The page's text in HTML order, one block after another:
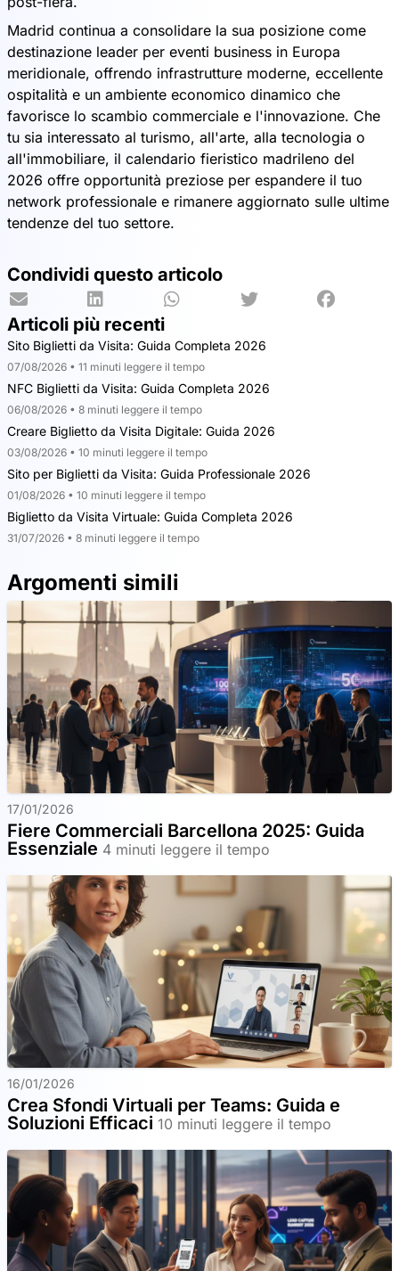
Madrid continua a consolidare la sua posizione come
destinazione leader per eventi business in Europa
meridionale, offrendo infrastrutture moderne, eccellente
ospitalità e un ambiente economico dinamico che
favorisce lo scambio commerciale e l'innovazione. Che
tu sia interessato al turismo, all'arte, alla tecnologia o
all'immobiliare, il calendario fieristico madrileno del
2026 offre opportunità preziose per espandere il tuo
network professionale e rimanere aggiornato sulle ultime
tendenze del tuo settore.
Condividi questo articolo
Articoli più recenti
Sito Biglietti da Visita: Guida Completa 2026
07/08/2026 • 11 minuti leggere il tempo
NFC Biglietti da Visita: Guida Completa 2026
06/08/2026 • 8 minuti leggere il tempo
Creare Biglietto da Visita Digitale: Guida 2026
03/08/2026 • 10 minuti leggere il tempo
Sito per Biglietti da Visita: Guida Professionale 2026
01/08/2026 • 10 minuti leggere il tempo
Biglietto da Visita Virtuale: Guida Completa 2026
31/07/2026 • 8 minuti leggere il tempo
Argomenti simili
17/01/2026
Fiere Commerciali Barcellona 2025: Guida
Essenziale 4 minuti leggere il tempo
16/01/2026
Crea Sfondi Virtuali per Teams: Guida e
Soluzioni Efficaci 10 minuti leggere il tempo